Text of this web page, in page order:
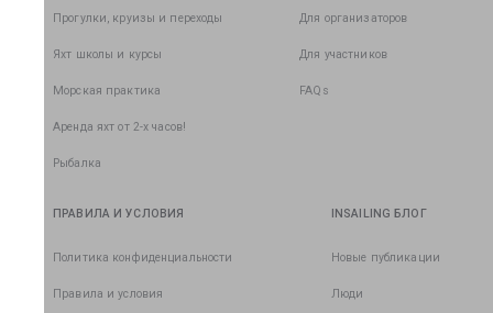
Прогулки, круизы и переходы
Яхт школы и курсы
Морская практика
Аренда яхт от 2-х часов!
Рыбалка
Для организаторов
Для участников
FAQs
ПРАВИЛА И УСЛОВИЯ
Политика конфиденциальности
Правила и условия
INSAILING БЛОГ
Новые публикации
Люди